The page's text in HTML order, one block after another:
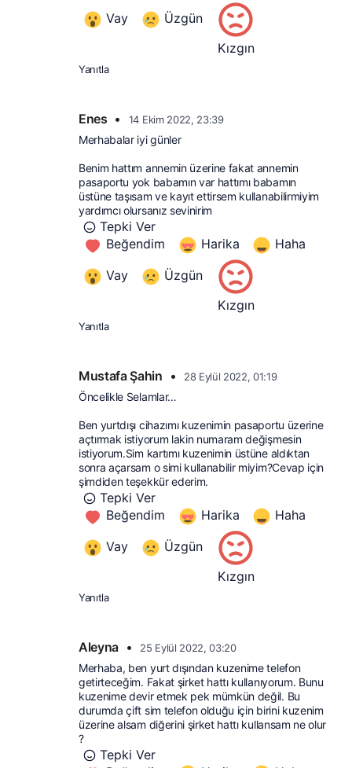
Vay
Üzgün
Kızgın
Yanıtla
Enes • 14 Ekim 2022, 23:39
Merhabalar iyi günler
Benim hattım annemin üzerine fakat annemin
pasaportu yok babamın var hattımı babamın
üstüne taşısam ve kayıt ettirsem kullanabilirmiyim
yardımcı olursanız sevinirim
Tepki Ver
Beğendim
Harika
Haha
Vay
Üzgün
Kızgın
Yanıtla
Mustafa Şahin • 28 Eylül 2022, 01:19
Öncelikle Selamlar…
Ben yurtdışı cihazımı kuzenimin pasaportu üzerine
açtırmak istiyorum lakin numaram değişmesin
istiyorum.Sim kartımı kuzenimin üstüne aldıktan
sonra açarsam o simi kullanabilir miyim?Cevap için
şimdiden teşekkür ederim.
Tepki Ver
Beğendim
Harika
Haha
Vay
Üzgün
Kızgın
Yanıtla
Aleyna • 25 Eylül 2022, 03:20
Merhaba, ben yurt dışından kuzenime telefon
getirteceğim. Fakat şirket hattı kullanıyorum. Bunu
kuzenime devir etmek pek mümkün değil. Bu
durumda çift sim telefon olduğu için birini kuzenim
üzerine alsam diğerini şirket hattı kullansam ne olur
?
Tepki Ver